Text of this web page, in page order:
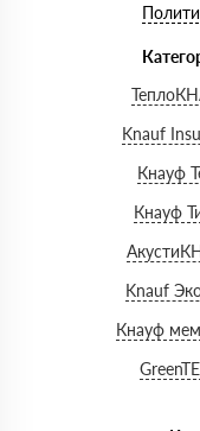
Knauf
Кнауф
Кнауф
Knauf
Кнауф